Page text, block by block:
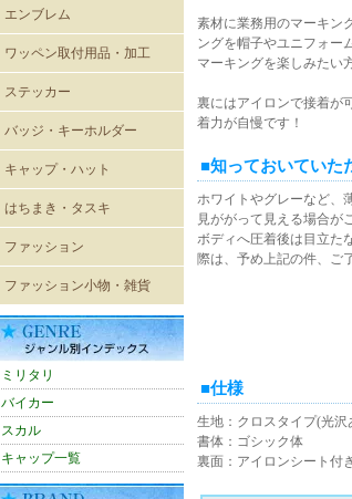
エンブレム
既成ワッペン エンブレム
ワッペン取付用品・加工
ステッカー
レーシングステッカー
バイカーステッカー
ミリタリーステッカー
ヴィンテージ風ステッカー
キャラクターステッカー
ウォールステッカー
バッジ・キーホルダー
USA直輸入ピンバッジ
キーホルダー
ジッパープル
キーケース
パスケース
キャップ・ハット
キャップ
ON-FIELD SHAPE〕
はちまき・タスキ
ファッション
無地Tシャツ・タンクトップ
プリントTシャツ
トレーナー・パーカー
ウィンドブレーカー
ジャンパー・コート
ファッション小物・雑貨
雑貨
ネックウォーマー
マグカップ
ミリタリーバッグ他
トートバッグ
バンダナ
タオル
防災グッズ
雑誌
アメリカン雑貨
スマホグッズ
ミリタリ
バイカー
スカル
キャップ一覧
素材に業務用のマーキン
ングを帽子やユニフォー
マーキングを楽しみたい
裏にはアイロンで接着が
着力が自慢です！
■知っておいていた
ホワイトやグレーなど、
見ががって見える場合が
ボディへ圧着後は目立た
際は、予め上記の件、ご
■仕様
生地：クロスタイプ(光沢
書体：ゴシック体
裏面：アイロンシート付